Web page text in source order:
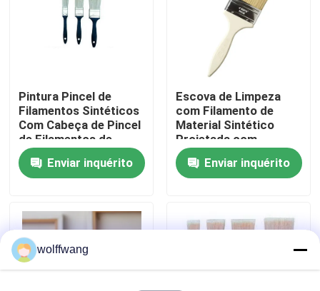
Fábrica
Fale Conosco
notícias
Pincel para Casa
Pintura Pincel de
Filamentos Sintéticos
Com Cabeça de Pincel
de Filamentos de
Poliéster Oculta e Cor
Branca Brilhante
Projetado para
Tinta
Enviar inquérito
Escova de Limpeza
com Filamento de
Material Sintético
Projetada com
Cabeça de Escova de
Filamento de Poliéster
Oco Garantindo a
Enviar inquérito
wolffwang